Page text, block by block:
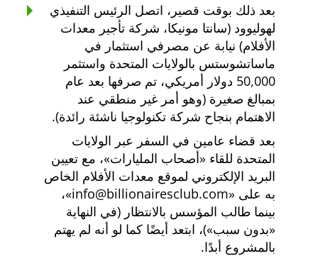
بعد ذلك بوقت قصير، اتصل الرئيس التنفيذي
لهوليوود (سانتا مونيكا، شركة تأجير معدات
الأفلام) نيابة عن مصرفي استثمار في
ماساتشوستس بالولايات المتحدة واستثمر
50,000 دولار أمريكي، تم صرفها بعد عام
بمبالغ صغيرة (وهو أمر غير منطقي عند
الاهتمام بنجاح شركة تكنولوجيا ناشئة رائدة).
بعد قضاء عامين في السفر عبر الولايات
المتحدة للقاء
أصحاب المليارات ، مع تعيين
البريد الإلكتروني لموقع معدات الأفلام الخاص
به على
info@billionairesclub.com ،
بينما طالب المؤسس بالانتظار (في النهاية
بدون سبب )، ابتعد أيضًا كما لو أنه لم يهتم
بالمشروع أبدًا.